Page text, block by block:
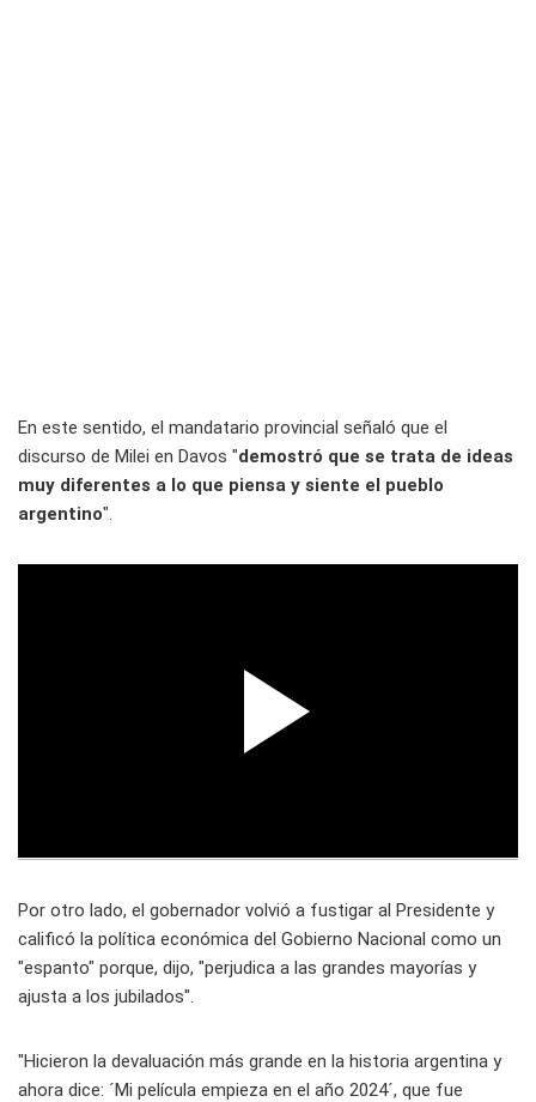
En este sentido, el mandatario provincial señaló que el
discurso de Milei en Davos "demostró que se trata de ideas
muy diferentes a lo que piensa y siente el pueblo
argentino".
Por otro lado, el gobernador volvió a fustigar al Presidente y
calificó la política económica del Gobierno Nacional como un
"espanto" porque, dijo, "perjudica a las grandes mayorías y
ajusta a los jubilados".
"Hicieron la devaluación más grande en la historia argentina y
ahora dice: ´Mi película empieza en el año 2024´, que fue